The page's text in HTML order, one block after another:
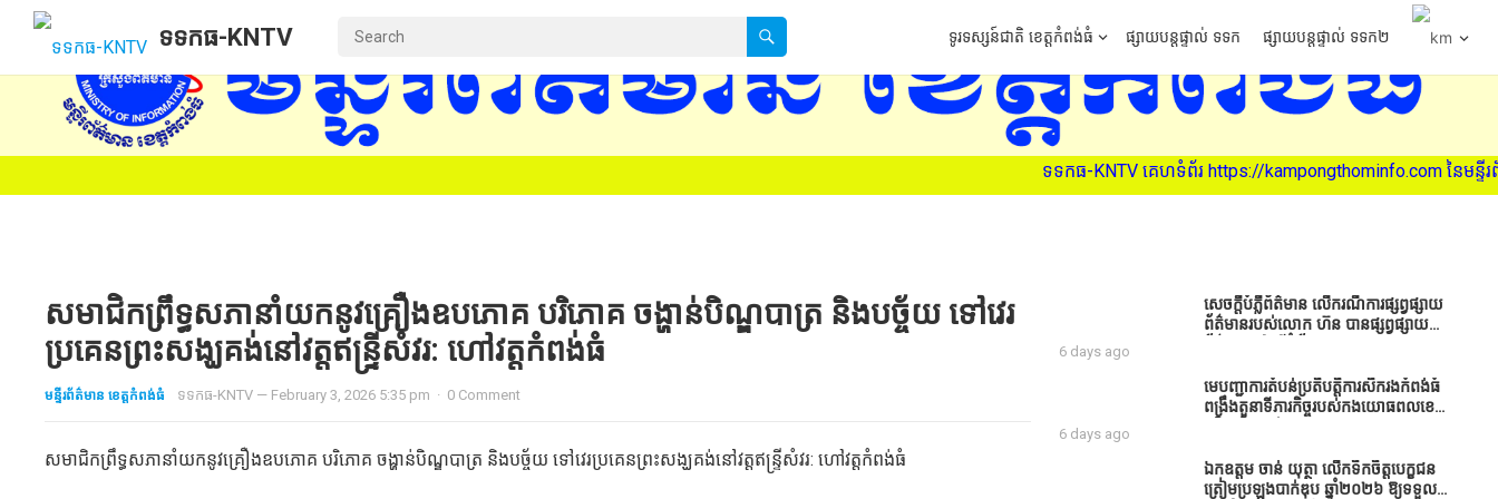
ទទកធ-KNTV គេហទំព័រ https://kampongthominfo.com នៃមន្ទីរព័
ទទកធ-KNTV ទូរទស្សន៍ជាតិ ខេត្តកំពង់ធំ ផ្សាយបន្តផ្ទាល់ ទទក ផ្សាយបន្តផ្ទាល់ ទទក២
សមាជិកព្រឹទ្ធសភានាំយកនូវគ្រឿងឧបភោគ បរិភោគ ចង្ហាន់បិណ្ឌបាត្រ និងបច្ច័យ ទៅវេរ
ប្រគេនព្រះសង្ឃគង់នៅវត្តឥន្ទ្រីសំវរ: ហៅវត្តកំពង់ធំ
មន្ទីរព័ត៌មាន ខេត្តកំពង់ធំ ទទកធ-KNTV — February 3, 2026 5:35 pm · 0 Comment
សមាជិកព្រឹទ្ធសភានាំយកនូវគ្រឿងឧបភោគ បរិភោគ ចង្ហាន់បិណ្ឌបាត្រ និងបច្ច័យ ទៅវេរប្រគេនព្រះសង្ឃគង់នៅវត្តឥន្ទ្រីសំវរ: ហៅវត្តកំពង់ធំ
សេចក្តីបំភ្លឺព័ត៌មាន លេីករណីការផ្សព្វផ្សាយ
ព័ត៌មានរបស់លោក ហ៊ន បានផ្សព្វផ្សាយ
២០២៦ នេះ ដោយបានដាក់ចំណងជើងថា
«ខេត្តកំពង់ធំ សូមសំណូមពរទៅដល់
ខ្លះទៅព្រោះឥឡូវដឹងហើយថាពិបាករកលុយ
ណាស់គាត់ដាំដំណាំសឹកសឹងតែខ្ចីលុយ
6 days ago
មេបញ្ជាការតំបន់ប្រតិបត្តិការសឹករងកំពង់ធំ
ពង្រឹងតួនាទីភារកិច្ចរបស់កងយោធពលខេមរ
6 days ago
ឯកឧត្តម ចាន់ យុត្ថា លើកទឹកចិត្តបេក្ខជន
ត្រៀមប្រឡងបាក់ឌុប ឆ្នាំ២០២៦ ឱ្យទទួល